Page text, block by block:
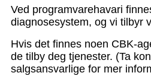
Ved programvarehavari
diagnosesystem, og vi tilbyr
Hvis det finnes noen CBK-
de tilby deg tjenester. (Ta
salgsansvarlige for mer